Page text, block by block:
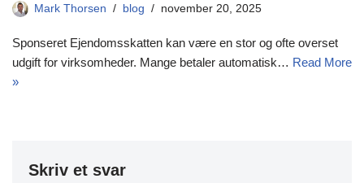
Mark Thorsen blog november 20, 2025
Sponseret Ejendomsskatten kan være en stor og ofte overset
udgift for virksomheder. Mange betaler automatisk… Read More
»
Skriv et svar